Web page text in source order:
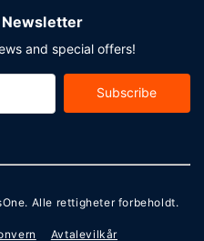
and special offers!
Subscribe
. Alle rettigheter forbeholdt.
Avtalevilkår